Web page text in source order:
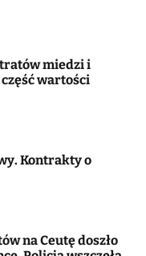
miedzi i
wartości
Kontrakty o
na Ceutę doszło